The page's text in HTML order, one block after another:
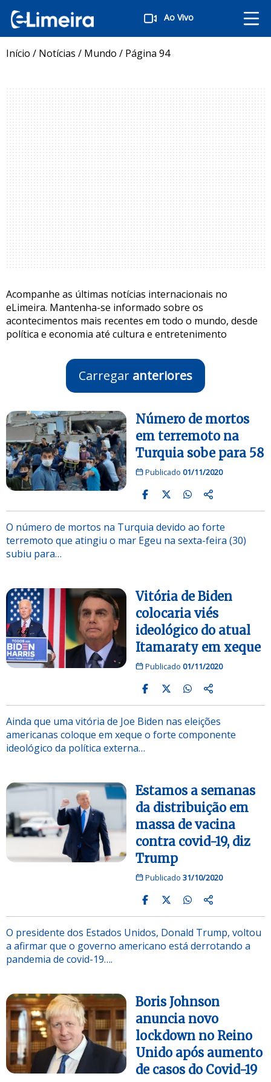
Ao Vivo
Início / Notícias / Mundo / Página 94
Acompanhe as últimas notícias internacionais no
eLimeira. Mantenha-se informado sobre os
acontecimentos mais recentes em todo o mundo, desde
política e economia até cultura e entretenimento
Carregar anteriores
Número de mortos
em terremoto na
Turquia sobe para 58
Publicado 01/11/2020
O número de mortos na Turquia devido ao forte
terremoto que atingiu o mar Egeu na sexta-feira (30)
subiu para…
Vitória de Biden
colocaria viés
ideológico do atual
Itamaraty em xeque
Publicado 01/11/2020
Ainda que uma vitória de Joe Biden nas eleições
americanas coloque em xeque o forte componente
ideológico da política externa…
Estamos a semanas
da distribuição em
massa de vacina
contra covid-19, diz
Trump
Publicado 31/10/2020
O presidente dos Estados Unidos, Donald Trump, voltou
a afirmar que o governo americano está derrotando a
pandemia de covid-19….
Boris Johnson
anuncia novo
lockdown no Reino
Unido após aumento
de casos do Covid-19